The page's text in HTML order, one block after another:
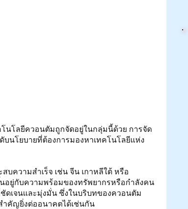
นโลยีควอนตัมถูกจัดอยู่ในกลุ่มนี้ด้วย การจัด
นโยบายที่ต้องการมองหาเทคโนโลยีแห่ง
วามสำเร็จ เช่น จีน เกาหลีใต้ หรือ
นอยู่กับความพร้อมของทรัพยากรหรือกำลังคน
ดเจนและมุ่งมั่น ซึ่งในบริบทของควอนตัม
คัญยิ่งต่ออนาคตได้เช่นกัน